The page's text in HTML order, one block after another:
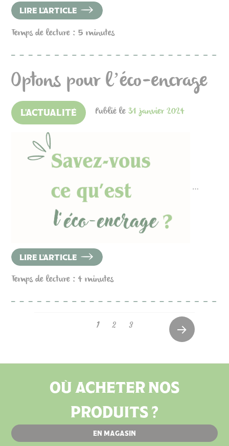
LIRE L'ARTICLE
Temps de lecture : 5 minutes
Optons pour l’éco-encrage
L'ACTUALITÉ Publié le31 janvier 2024
…
LIRE L'ARTICLE
Temps de lecture : 4 minutes
1 2 3
OÙ ACHETER NOS
PRODUITS ?
EN MAGASIN